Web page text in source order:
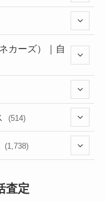
(352)
カーズ）｜自
(514)
(1,738)
査定